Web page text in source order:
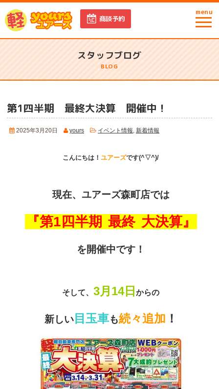
商談予約
menu
スタッフブログ
BLOG
第1四半期 最終大決算 開催中！
2025年3月20日 yours イベント情報 新着情報
こんにちは！ ユアーズです(^▽^)/
現在、ユアーズ森町店では
『第1四半期 最終 大決算』
を開催中です！
そして、 3月14日 からの
新しい目玉車も続々追加 ！